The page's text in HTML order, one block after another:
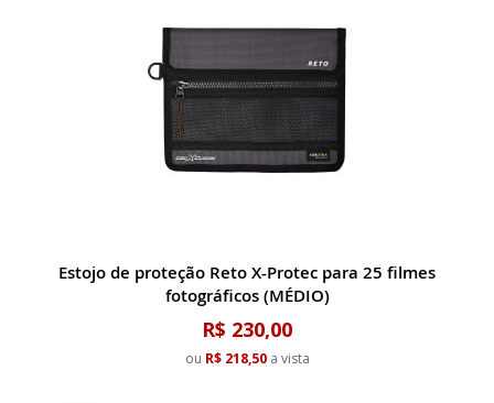
Estojo de proteção Reto X-Protec para 25 filmes
fotográficos (MÉDIO)
R$ 230,00
ou R$ 218,50a vista